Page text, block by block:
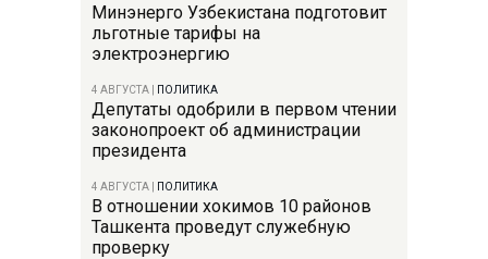
Минэнерго Узбекистана подготовит
льготные тарифы на
электроэнергию
4 АВГУСТА ПОЛИТИКА
Депутаты одобрили в первом чтении
законопроект об администрации
президента
4 АВГУСТА ПОЛИТИКА
В отношении хокимов 10 районов
Ташкента проведут служебную
проверку